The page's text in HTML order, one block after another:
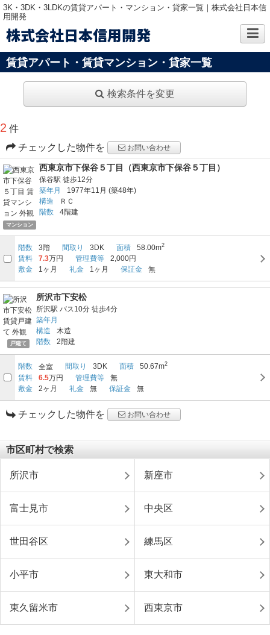
3K・3DK・3LDKの賃貸アパート・マンション・貸家一覧｜株式会社日本信
用開発
株式会社日本信用開発
賃貸アパート・賃貸マンション・貸家一覧
検索条件を変更
2 件
チェックした物件を
お問い合わせ
マンション
西東京市下保谷５丁目（西東京市下保谷５丁目）
保谷駅 徒歩12分
築年月
1977年11月 (築48年)
構造
ＲＣ
階数
4階建
階数 3階 間取り 3DK 面積 58.00m2
賃料 7.3万円 管理費等
2,000円
敷金
1ヶ月 礼金 1ヶ月 保証金 無
戸建て
所沢市下安松
所沢駅 バス10分 徒歩4分
築年月
構造
木造
階数
2階建
階数 全室 間取り 3DK 面積 50.67m2
賃料 6.5万円 管理費等
無
敷金
2ヶ月 礼金 無 保証金 無
チェックした物件を お問い合わせ
市区町村で検索
所沢市 新座市
富士見市 中央区
世田谷区 練馬区
小平市 東大和市
東久留米市 西東京市